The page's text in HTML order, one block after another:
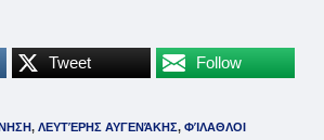
Tweet Follow
, ΛΕΥΤΈΡΗΣ ΑΥΓΕΝΆΚΗΣ, ΦΊΛΑΘΛΟΙ